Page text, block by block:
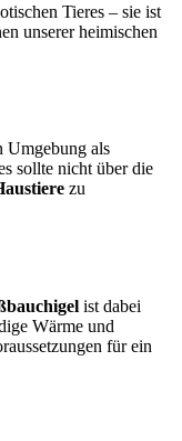
Tieres – sie ist
unserer heimischen
Umgebung als
sollte nicht über die
zu
ist dabei
Wärme und
für ein